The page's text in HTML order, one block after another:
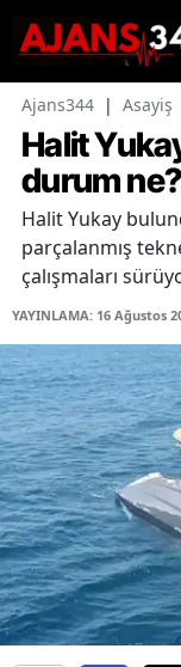
Ajans344 | Asayiş
Halit
durum ne?
Halit Yukay
parçalanmış
çalışmaları
YAYINLAMA: 16 Ağustos